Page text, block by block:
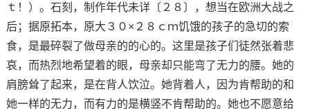
ｔ！）。石刻，制作年代未详〔２８〕，想当在欧洲大战之
后；据原拓本，原大３０×２８ｃｍ饥饿的孩子的急切的索
食，是最碎裂了做母亲的的心的。这里是孩子们徒然张着悲
哀，而热烈地希望着的眼，母亲却只能弯了无力的腰。她的
肩膀耸了起来，是在背人饮泣。她背着人，因为肯帮助的和
她一样的无力，而有力的是横竖不肯帮助的。她也不愿意给